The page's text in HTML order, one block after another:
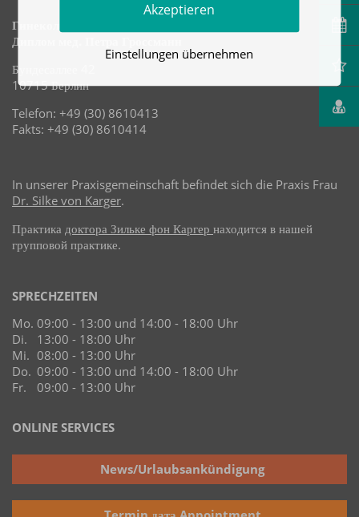
Гинекологическая практика
Диплом мед. Петра Гроссманн
Бундесаллее 42
10715 Берлин
Telefon: +49 (30) 8610413
Fakts: +49 (30) 8610414
In unserer Praxisgemeinschaft befindet sich die Praxis Frau
Dr. Silke von Karger.
Практика доктора Зильке фон Каргер находится в нашей
групповой практике.
SPRECHZEITEN
Mo. 09:00 - 13:00 und 14:00 - 18:00 Uhr
Di.
13:00 - 18:00 Uhr
Mi. 08:00 - 13:00 Uhr
Do. 09:00 - 13:00 und 14:00 - 18:00 Uhr
Fr.
09:00 - 13:00 Uhr
ONLINE SERVICES
News/Urlaubsankündigung
Akzeptieren
Einstellungen übernehmen